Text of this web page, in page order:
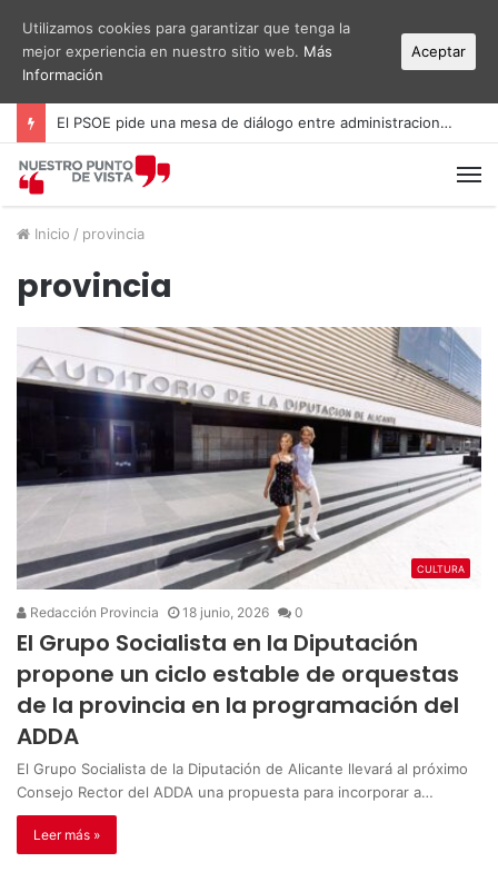
El PSOE pide una mesa de diálogo entre administraciones y vecinos por el ruido del aeropuerto Alicante-Elche
Inicio / provincia
provincia
CULTURA
Redacción Provincia 18 junio, 2026 0
El Grupo Socialista en la Diputación
propone un ciclo estable de orquestas
de la provincia en la programación del
ADDA
El Grupo Socialista de la Diputación de Alicante llevará al próximo
Consejo Rector del ADDA una propuesta para incorporar a…
Leer más »
Utilizamos cookies para garantizar que tenga la
mejor experiencia en nuestro sitio web. Más
Información
Aceptar